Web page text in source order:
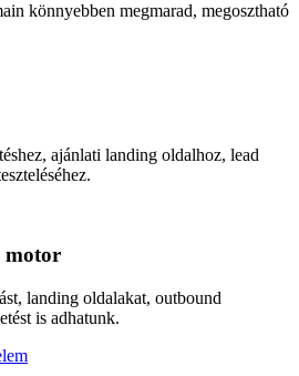
könnyebben megmarad, megosztható
ajánlati landing oldalhoz, lead
motor
landing oldalakat, outbound
is adhatunk.